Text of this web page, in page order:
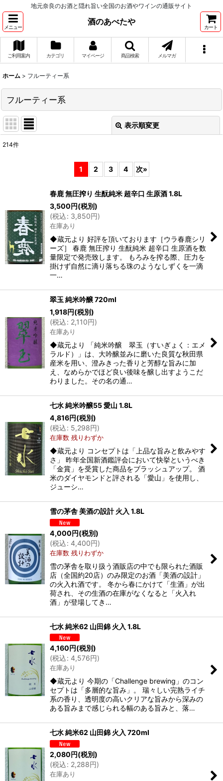
地元奈良のお酒と隠れ旨い全国のお酒やワインの通販サイト
メニュー
酒のあべたや
カート
ご利用案内 カテゴリ マイページ 商品検索 メルマガ
ホーム > フルーティー系
フルーティー系
表示順変更
214件
1 2 3 4 次»
春鹿 無圧搾り 生酛純米 超辛口 生原酒 1.8L
3,500円(税別)
(税込: 3,850円)
在庫あり
◆蔵元より 好評を頂いております［ウラ春鹿シリ
ーズ］ 春鹿 無圧搾り 生酛純米 超辛口 生原酒を数
量限定で発売致します。 もろみを搾る際、圧力を
掛けず自然に滴り落ちる珠のようなしずくを一滴
一…
翠玉 純米吟醸 720ml
1,918円(税別)
(税込: 2,110円)
在庫あり
◆蔵元より 「純米吟醸 翠玉（すいぎょく：エメ
ラルド）」は、大吟醸並みに磨いた良質な秋田県
産米を用い、澄みきった香りと芳醇な旨みに加
え、なめらかでほど良い後味を醸し出すようこだ
わりました。その名の通…
七水 純米吟醸55 愛山 1.8L
4,816円(税別)
(税込: 5,298円)
在庫数 残りわずか
◆蔵元より コンセプトは「上品な旨みと飲みやす
さ」 昨年全国新酒鑑評会において快挙というべき
「金賞」を受賞した商品をブラッシュアップ。 酒
米のダイヤモンドと評される「愛山」を使用し、
ジューシ…
雪の茅舎 美酒の設計 火入 1.8L
4,000円(税別)
(税込: 4,400円)
在庫数 残りわずか
雪の茅舎を取り扱う酒販店の中でも限られた酒販
店（全国約20店）のみ限定のお酒「美酒の設計」
の火入れ酒です。 冬から春にかけて「生酒」が出
荷され、その生酒の在庫がなくなると「火入れ
酒」が登場してき…
七水 純米62 山田錦 火入 1.8L
4,160円(税別)
(税込: 4,576円)
在庫あり
◆蔵元より 今期の「Challenge brewing」のコン
セプトは「多層的な旨み」。 瑞々しい完熟ライチ
系の香り、透明度の高いクリアな旨みから深みの
ある旨みまで感じられる幅のある旨みと、落…
七水 純米62 山田錦 火入 720ml
2,080円(税別)
(税込: 2,288円)
在庫あり